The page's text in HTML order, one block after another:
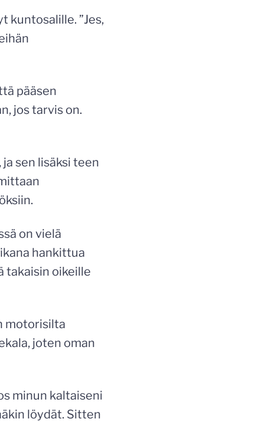
kuntosalille. ”Jes,
pääsen
jos tarvis on.
sen lisäksi teen
on vielä
hankittua
takaisin oikeille
motorisilta
joten oman
minun kaltaiseni
löydät. Sitten